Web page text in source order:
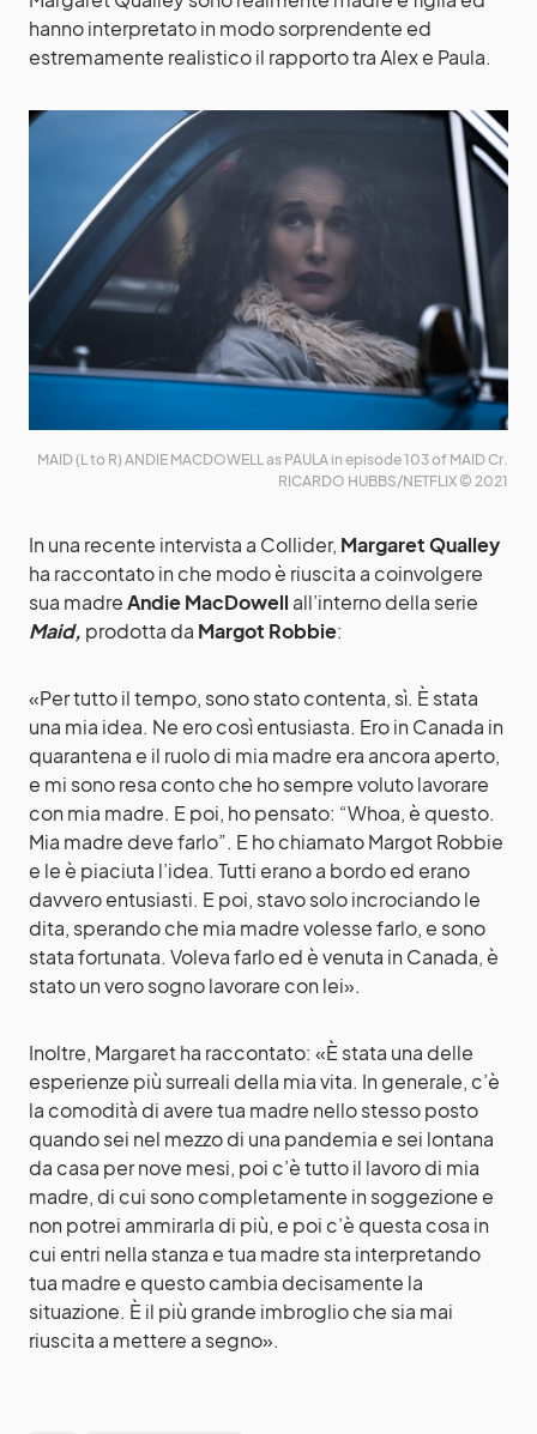
hanno interpretato in modo sorprendente ed
estremamente realistico il rapporto tra Alex e Paula.
MAID (L to R) ANDIE MACDOWELL as PAULA in episode 103 of MAID Cr.
RICARDO HUBBS/NETFLIX © 2021
In una recente intervista a Collider, Margaret Qualley
ha raccontato in che modo è riuscita a coinvolgere
sua madreAndie MacDowell all’interno della serie
Maid, prodotta da Margot Robbie:
«Per tutto il tempo, sono stato contenta, sì. È stata
una mia idea. Ne ero così entusiasta. Ero in Canada in
quarantena e il ruolo di mia madre era ancora aperto,
e mi sono resa conto che ho sempre voluto lavorare
con mia madre. E poi, ho pensato: “Whoa, è questo.
Mia madre deve farlo”. E ho chiamato Margot Robbie
e le è piaciuta l’idea. Tutti erano a bordo ed erano
davvero entusiasti. E poi, stavo solo incrociando le
dita, sperando che mia madre volesse farlo, e sono
stata fortunata. Voleva farlo ed è venuta in Canada, è
stato un vero sogno lavorare con lei».
Inoltre, Margaret ha raccontato: «È stata una delle
esperienze più surreali della mia vita. In generale, c’è
la comodità di avere tua madre nello stesso posto
quando sei nel mezzo di una pandemia e sei lontana
da casa per nove mesi, poi c’è tutto il lavoro di mia
madre, di cui sono completamente in soggezione e
non potrei ammirarla di più, e poi c’è questa cosa in
cui entri nella stanza e tua madre sta interpretando
tua madre e questo cambia decisamente la
situazione. È il più grande imbroglio che sia mai
riuscita a mettere a segno».